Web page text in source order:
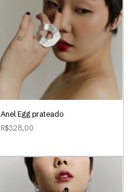
Anel Egg prateado
R$328,00